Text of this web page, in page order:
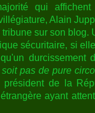
qui
Alain
sur son blog.
sécuritaire, si
durcissement
soit pas de pure
de la
ayant